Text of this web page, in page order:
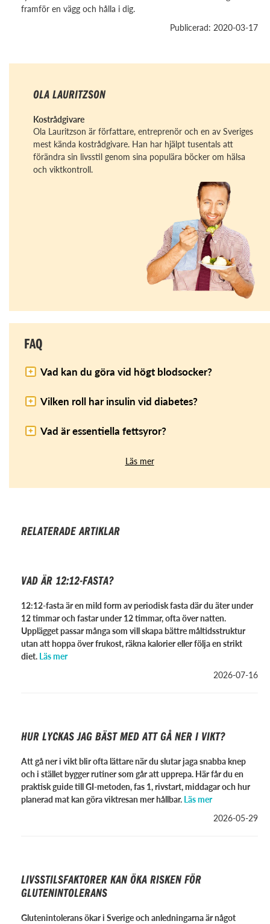
framför en vägg och hålla i dig.
Publicerad: 2020-03-17
OLA LAURITZSON
Kostrådgivare
Ola Lauritzson är författare, entreprenör och en av Sveriges
mest kända kostrådgivare. Han har hjälpt tusentals att
förändra sin livsstil genom sina populära böcker om hälsa
och viktkontroll.
FAQ
Vad kan du göra vid högt blodsocker?
Vilken roll har insulin vid diabetes?
Vad är essentiella fettsyror?
Läs mer
RELATERADE ARTIKLAR
VAD ÄR 12:12-FASTA?
12:12-fasta är en mild form av periodisk fasta där du äter under
12 timmar och fastar under 12 timmar, ofta över natten.
Upplägget passar många som vill skapa bättre måltidsstruktur
utan att hoppa över frukost, räkna kalorier eller följa en strikt
diet. Läs mer
2026-07-16
HUR LYCKAS JAG BÄST MED ATT GÅ NER I VIKT?
Att gå ner i vikt blir ofta lättare när du slutar jaga snabba knep
och i stället bygger rutiner som går att upprepa. Här får du en
praktisk guide till GI-metoden, fas 1, rivstart, middagar och hur
planerad mat kan göra viktresan mer hållbar. Läs mer
2026-05-29
LIVSSTILSFAKTORER KAN ÖKA RISKEN FÖR
GLUTENINTOLERANS
Glutenintolerans ökar i Sverige och anledningarna är något